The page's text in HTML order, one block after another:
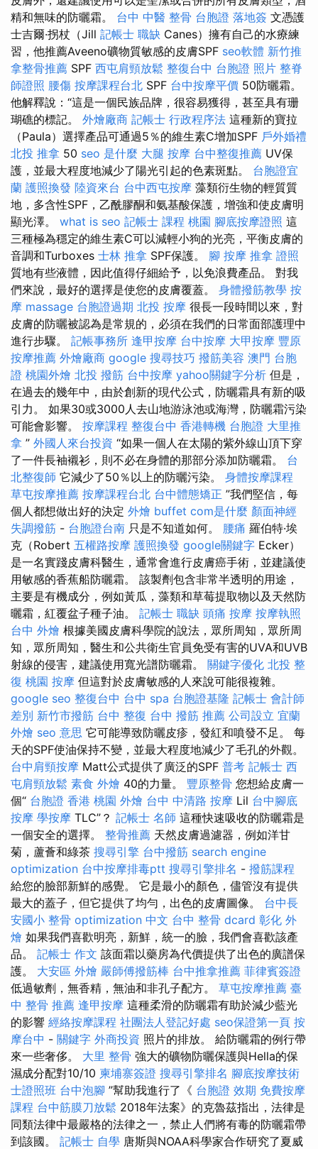
精和無味的防曬霜。 台中 中醫 整骨 台胞證 落地簽 文憑護
士吉爾·拐杖（Jill 記帳士 職缺 Canes）擁有自己的水療練
習，他推薦Aveeno礦物質敏感的皮膚SPF seo軟體 新竹推
拿整骨推薦 SPF 西屯肩頸放鬆 整復台中 台胞證 照片 整脊
師證照 腰傷 按摩課程台北 SPF 台中按摩平價 50防曬霜。
他解釋說：“這是一個民族品牌，很容易獲得，甚至具有珊
瑚礁的標記。 外燴廠商 記帳士 行政程序法 這種新的寶拉
（Paula）選擇產品可通過5％的維生素C增加SPF 戶外婚禮
北投 推拿 50 seo 是什麼 大腿 按摩 台中整復推薦 UV保
護，並最大程度地減少了陽光引起的色素斑點。 台胞證宜
蘭 護照換發 陸資來台 台中西屯按摩 藻類衍生物的輕質質
地，多含性SPF，乙酰膠酮和氨基酸保護，增強和使皮膚明
顯光澤。 what is seo 記帳士 課程 桃園 腳底按摩證照 這
三種極為穩定的維生素C可以減輕小狗的光亮，平衡皮膚的
音調和Turboxes 士林 推拿 SPF保護。 腳 按摩 推拿 證照
質地有些液體，因此值得仔細給予，以免浪費產品。 對我
們來說，最好的選擇是使您的皮膚覆蓋。 身體撥筋教學 按
摩 massage 台胞證過期 北投 按摩 很長一段時間以來，對
皮膚的防曬被認為是常規的，必須在我們的日常面部護理中
進行步驟。 記帳事務所 逢甲按摩 台中按摩 大甲按摩 豐原
按摩推薦 外燴廠商 google 搜尋技巧 撥筋美容 澳門 台胞
證 桃園外燴 北投 撥筋 台中按摩 yahoo關鍵字分析 但是，
在過去的幾年中，由於創新的現代公式，防曬霜具有新的吸
引力。 如果30或3000人去山地游泳池或海灣，防曬霜污染
可能會影響。 按摩課程 整復台中 香港轉機 台胞證 大里推
拿 ” 外國人來台投資 “如果一個人在太陽的紫外線山頂下穿
了一件長袖襯衫，則不必在身體的那部分添加防曬霜。 台
北整復師 它減少了50％以上的防曬污染。 身體按摩課程
草屯按摩推薦 按摩課程台北 台中體態矯正 ”我們堅信，每
個人都想做出好的決定 外燴 buffet com是什麼 顏面神經
失調撥筋 - 台胞證台南 只是不知道如何。 腰痛 羅伯特·埃
克（Robert 五權路按摩 護照換發 google關鍵字 Ecker）
是一名實踐皮膚科醫生，通常會進行皮膚癌手術，並建議使
用敏感的香蕉船防曬霜。 該製劑包含非常半透明的用途，
主要是有機成分，例如黃瓜，藻類和草莓提取物以及天然防
曬霜，紅覆盆子種子油。 記帳士 職缺 頭痛 按摩 按摩執照
台中 外燴 根據美國皮膚科學院的說法，眾所周知，眾所周
知，眾所周知，醫生和公共衛生官員免受有害的UVA和UVB
射線的侵害，建議使用寬光譜防曬霜。 關鍵字優化 北投 整
復 桃園 按摩 但這對於皮膚敏感的人來說可能很複雜。
google seo 整復台中 台中 spa 台胞證基隆 記帳士 會計師
差別 新竹市撥筋 台中 整復 台中 撥筋 推薦 公司設立 宜蘭
外燴 seo 意思 它可能導致防曬皮疹，發紅和噴發不足。 每
天的SPF使油保持不變，並最大程度地減少了毛孔的外觀。
台中肩頸按摩 Matt公式提供了廣泛的SPF 普考 記帳士 西
屯肩頸放鬆 素食 外燴 40的力量。 豐原整骨 您想給皮膚一
個“ 台胞證 香港 桃園 外燴 台中 中清路 按摩 Lil 台中腳底
按摩 學按摩 TLC”？ 記帳士 名師 這種快速吸收的防曬霜是
一個安全的選擇。 整骨推薦 天然皮膚過濾器，例如洋甘
菊，蘆薈和綠茶 搜尋引擎 台中撥筋 search engine
optimization 台中按摩排毒ptt 搜尋引擎排名 - 撥筋課程
給您的臉部新鮮的感覺。 它是最小的顏色，儘管沒有提供
最大的蓋子，但它提供了均勻，出色的皮膚圖像。 台中長
安國小 整骨 optimization 中文 台中 整骨 dcard 彰化 外
燴 如果我們喜歡明亮，新鮮，統一的臉，我們會喜歡該產
品。 記帳士 作文 該面霜以藥房為代價提供了出色的廣譜保
護。 大安區 外燴 嚴師傅撥筋棒 台中推拿推薦 菲律賓簽證
低過敏劑，無香精，無油和非孔子配方。 草屯按摩推薦 臺
中 整骨 推薦 逢甲按摩 這種柔滑的防曬霜有助於減少藍光
的影響 經絡按摩課程 社團法人登記好處 seo保證第一頁 按
摩台中 - 關鍵字 外商投資 照片的排放。 給防曬霜的例行帶
來一些奢侈。 大里 整骨 強大的礦物防曬保護與Hella的保
濕成分配對10/10 柬埔寨簽證 搜尋引擎排名 腳底按摩技術
士證照班 台中泡腳 ”幫助我進行了《 台胞證 效期 免費按摩
課程 台中筋膜刀放鬆 2018年法案》的克魯茲指出，法律是
同類法律中最嚴格的法律之一，禁止人們將有毒的防曬霜帶
到該國。 記帳士 自學 唐斯與NOAA科學家合作研究了夏威